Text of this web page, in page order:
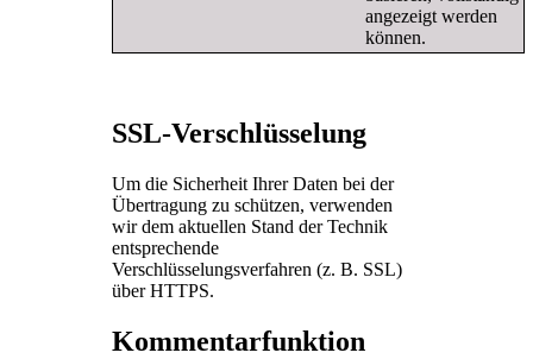
angezeigt werden
können.
SSL-Verschlüsselung
Um die Sicherheit Ihrer Daten bei der
Übertragung zu schützen, verwenden
wir dem aktuellen Stand der Technik
entsprechende
Verschlüsselungsverfahren (z. B. SSL)
über HTTPS.
Kommentarfunktion